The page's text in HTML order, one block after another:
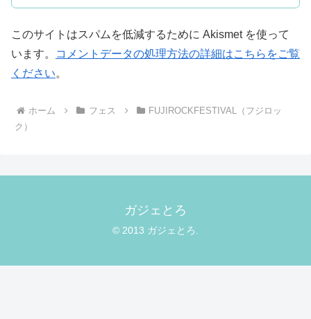
このサイトはスパムを低減するために Akismet を使って
います。
コメントデータの処理方法の詳細はこちらをご覧
ください。
ホーム フェス
FUJIROCKFESTIVAL（フジロッ
ク）
ガジェとろ
© 2013 ガジェとろ.